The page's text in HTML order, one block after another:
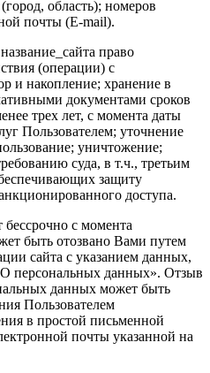
область); номеров
почты (E-mail).
право
(операции) с
и накопление; хранение в
документами сроков
трех лет, с момента даты
Пользователем; уточнение
уничтожение;
суда, в т.ч., третьим
защиту
доступа.
бессрочно с момента
быть отозвано Вами путем
сайта с указанием данных,
персональных данных». Отзыв
данных может быть
Пользователем
в простой письменной
почты указанной на